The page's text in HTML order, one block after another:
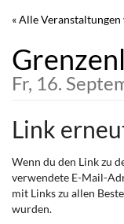
Zum
springen
« Alle
Fr, 16.
Link
Wenn du den Link zu
verwendete E-Mail-
mit Links zu allen
wurden.